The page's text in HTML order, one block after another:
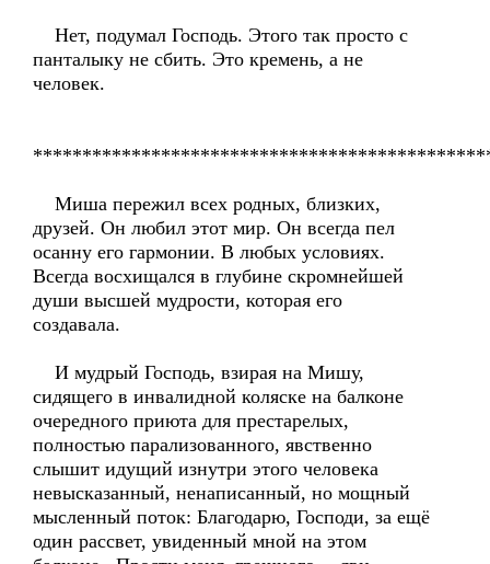
Нет, подумал Господь. Этого так просто с
панталыку не сбить. Это кремень, а не
человек.
Миша пережил всех родных, близких,
друзей. Он любил этот мир. Он всегда пел
осанну его гармонии. В любых условиях.
Всегда восхищался в глубине скромнейшей
души высшей мудрости, которая его
создавала.
И мудрый Господь, взирая на Мишу,
сидящего в инвалидной коляске на балконе
очередного приюта для престарелых,
полностью парализованного, явственно
слышит идущий изнутри этого человека
невысказанный, ненаписанный, но мощный
мысленный поток: Благодарю, Господи, за ещё
один рассвет, увиденный мной на этом